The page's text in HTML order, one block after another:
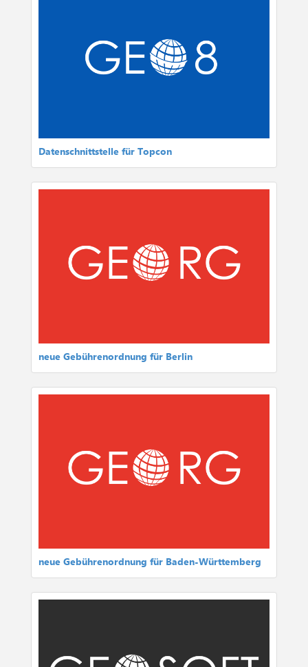
Datenschnittstelle für Topcon
neue Gebührenordnung für Berlin
neue Gebührenordnung für Baden-Württemberg